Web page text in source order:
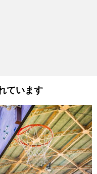
ています